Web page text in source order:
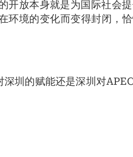
开放本身就是为国际社会
环境的变化而变得封闭，
圳的赋能还是深圳对